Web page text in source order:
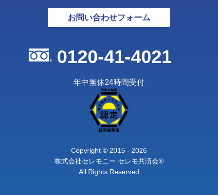
お問い合わせフォーム
0120-41-4021
年中無休24時間受付
Copyright © 2015 - 2026
株式会社セレモニー セレモ共済会®
All Rights Reserved